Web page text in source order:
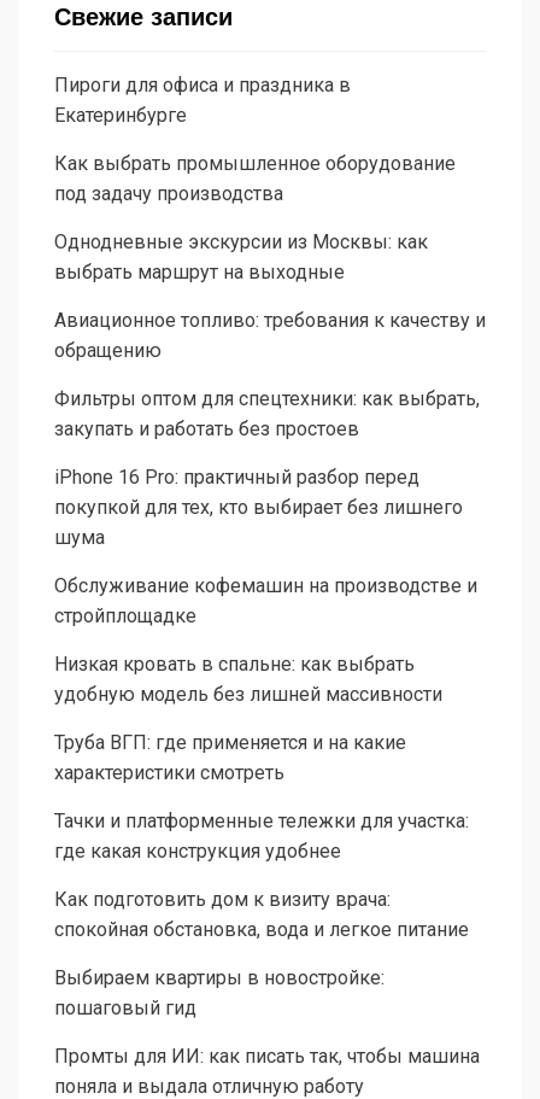
Свежие записи
Пироги для офиса и праздника в
Екатеринбурге
Как выбрать промышленное оборудование
под задачу производства
Однодневные экскурсии из Москвы: как
выбрать маршрут на выходные
Авиационное топливо: требования к качеству и
обращению
Фильтры оптом для спецтехники: как выбрать,
закупать и работать без простоев
iPhone 16 Pro: практичный разбор перед
покупкой для тех, кто выбирает без лишнего
шума
Обслуживание кофемашин на производстве и
стройплощадке
Низкая кровать в спальне: как выбрать
удобную модель без лишней массивности
Труба ВГП: где применяется и на какие
характеристики смотреть
Тачки и платформенные тележки для участка:
где какая конструкция удобнее
Как подготовить дом к визиту врача:
спокойная обстановка, вода и легкое питание
Выбираем квартиры в новостройке:
пошаговый гид
Промты для ИИ: как писать так, чтобы машина
поняла и выдала отличную работу